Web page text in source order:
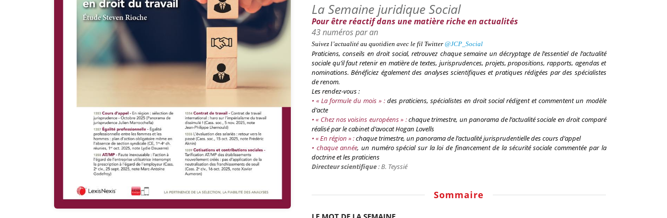
La Semaine juridique Social
Pour être réactif dans une matière riche en actualités
43 numéros par an
Suivez l’actualité au quotidien avec le fil Twitter @JCP_Social
Praticiens, conseils en droit social, retrouvez chaque semaine un décryptage de l’essentiel de l’actualité
sociale qu’il faut retenir en matière de textes, jurisprudences, projets, propositions, rapports, agendas et
nominations. Bénéficiez également des analyses scientifiques et pratiques rédigées par des spécialistes
de renom.
Les rendez-vous :
• « La formule du mois » :des praticiens, spécialistes en droit social rédigent et commentent un modèle
d’acte
• « Chez nos voisins européens » :chaque trimestre, un panorama de l’actualité sociale en droit comparé
réalisé par le cabinet d’avocatHogan Lovells
• « En région » :chaque trimestre, un panorama de l’actualité jurisprudentielle des cours d’appel
• chaqueannée, un numéro spécial sur la loi de financement de la sécurité sociale commentée par la
doctrine et les praticiens
Directeur scientifique: B. Teyssié
Sommaire